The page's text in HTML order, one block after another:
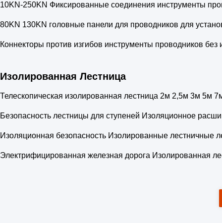
10KN-250KN Фиксированные соединения инструменты
80KN 130KN головные панели для проводников для
Коннекторы против изгибов инструменты проводников без
Изолированная Лестница
Телескопическая изолированная лестница 2м 2,5м 3м 5м
Безопасность лестницы для ступеней Изоляционное
Изоляционная безопасность Изолированные лестничные
Электрифицированная железная дорога Изолированная